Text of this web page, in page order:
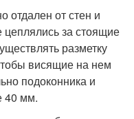
отдален от стен и
за стоящие
разметку
висящие на нем
подоконника и
40 мм.